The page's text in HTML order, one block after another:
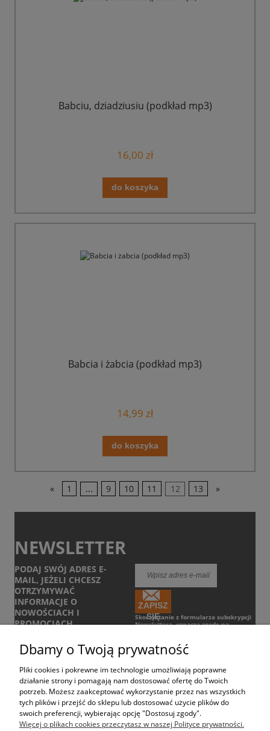
Babciu, dziadziusiu (podkład mp3)
16,00 zł
do koszyka
Babcia i żabcia (podkład mp3)
14,99 zł
do koszyka
« 1 ... 9 10 11 12 13 »
NEWSLETTER
PODAJ SWÓJ ADRES E-
MAIL, JEŻELI CHCESZ
OTRZYMYWAĆ
INFORMACJE O
NOWOŚCIACH I
PROMOCJACH.
ZAPISZ
SIĘ
Skorzystanie z formularza subskrypcji
Newslettera, oznacza zgodę na
POMOC
DOSTAWA
Dbamy o Twoją prywatność
Pliki cookies i pokrewne im technologie umożliwiają poprawne
działanie strony i pomagają nam dostosować ofertę do Twoich
potrzeb. Możesz zaakceptować wykorzystanie przez nas wszystkich
tych plików i przejść do sklepu lub dostosować użycie plików do
swoich preferencji, wybierając opcję "Dostosuj zgody".
Więcej o plikach cookies przeczytasz w naszej Polityce prywatności.